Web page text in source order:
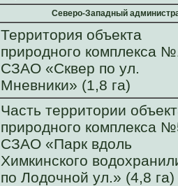
Северо-Западный
Территория объекта
природного комплекса
СЗАО «Сквер по ул.
Мневники» (1,8 га)
Часть территории
природного комплекса
СЗАО «Парк вдоль
Химкинского
по Лодочной ул.» (4,8 га)